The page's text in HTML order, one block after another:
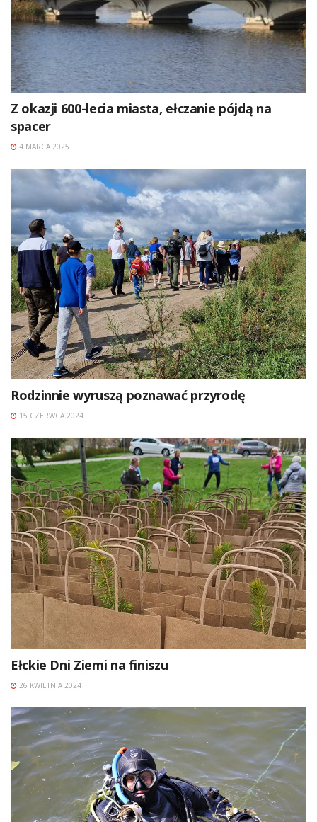
Z okazji 600-lecia miasta, ełczanie pójdą na
spacer
4 MARCA 2025
Rodzinnie wyruszą poznawać przyrodę
15 CZERWCA 2024
Ełckie Dni Ziemi na finiszu
26 KWIETNIA 2024